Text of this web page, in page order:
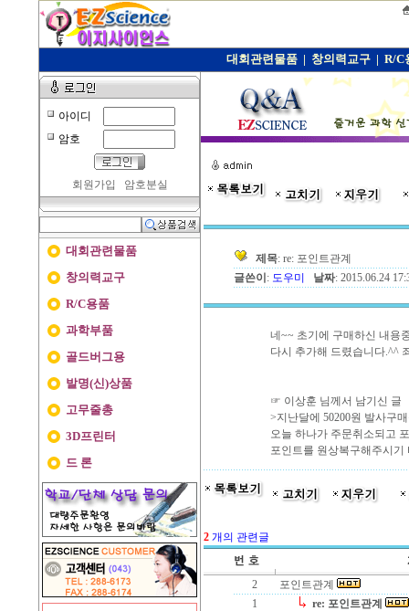
대회관련물품 | 창의력교구 | R/C
아이디
암호
회원가입 암호분실
대회관련물품
창의력교구
R/C용품
과학부품
골드버그용
발명(신)상품
고무줄총
3D프린터
드 론
제목: re: 포인트관계
글쓴이 : 도우미 날짜: 2015.06.24
네~~ 초기에 구매하신 내용
다시 추가해 드렸습니다.^^
☞ 이상훈 님께서 남기신 글
>지난달에 50200원 발사구
오늘 하나가 주문취소되고
포인트를 원상복구해주시기
2 개의 관련글
2
포인트관계
1
re: 포인트관계